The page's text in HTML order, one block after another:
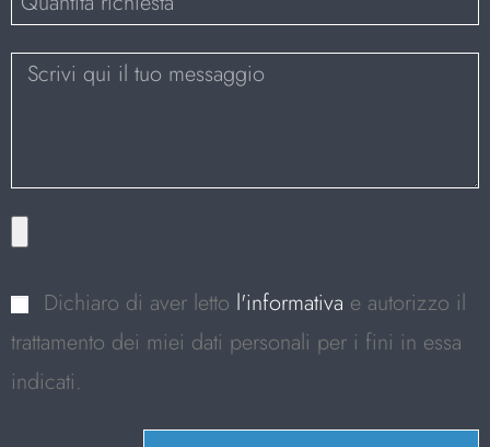
Dichiaro di aver letto l'informativa e autorizzo il
trattamento dei miei dati personali per i fini in essa
indicati.